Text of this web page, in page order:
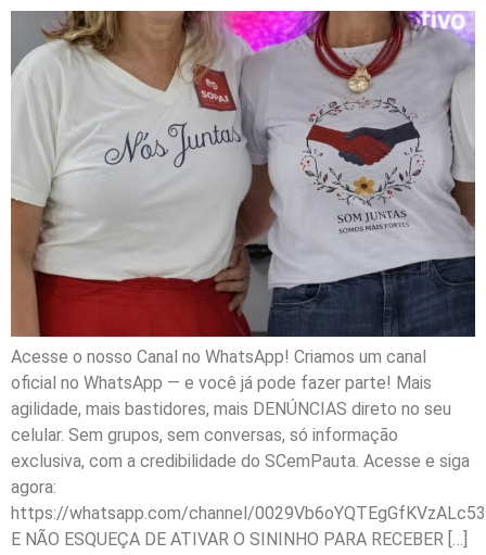
Acesse o nosso Canal no WhatsApp! Criamos um canal
oficial no WhatsApp — e você já pode fazer parte! Mais
agilidade, mais bastidores, mais DENÚNCIAS direto no seu
celular. Sem grupos, sem conversas, só informação
exclusiva, com a credibilidade do SCemPauta. Acesse e siga
agora:
https://whatsapp.com/channel/
E NÃO ESQUEÇA DE ATIVAR O SININHO PARA RECEBER […]